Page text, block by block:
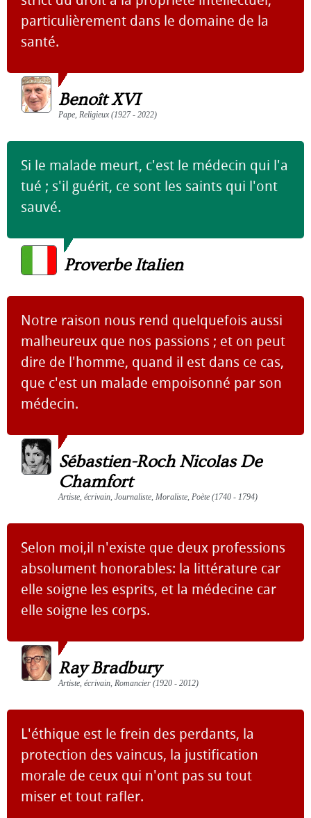
particulièrement dans le domaine de la
santé.
Benoît XVI
Pape, Religieux (1927 - 2022)
Si le malade meurt, c'est le médecin qui l'a
tué ; s'il guérit, ce sont les saints qui l'ont
sauvé.
Proverbe Italien
Notre raison nous rend quelquefois aussi
malheureux que nos passions ; et on peut
dire de l'homme, quand il est dans ce cas,
que c'est un malade empoisonné par son
médecin.
Sébastien-Roch Nicolas De
Chamfort
Artiste, écrivain, Journaliste, Moraliste, Poète (1740 - 1794)
Selon moi,il n'existe que deux professions
absolument honorables: la littérature car
elle soigne les esprits, et la médecine car
elle soigne les corps.
Ray Bradbury
Artiste, écrivain, Romancier (1920 - 2012)
L'éthique est le frein des perdants, la
protection des vaincus, la justification
morale de ceux qui n'ont pas su tout
miser et tout rafler.